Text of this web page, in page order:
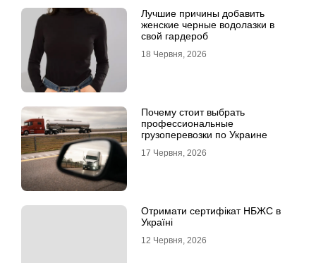
Лучшие причины добавить
женские черные водолазки в
свой гардероб
18 Червня, 2026
Почему стоит выбрать
профессиональные
грузоперевозки по Украине
17 Червня, 2026
Отримати сертифікат НБЖС в
Україні
12 Червня, 2026